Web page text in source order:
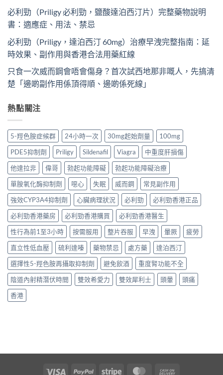
必利勁（Priligy 必利勁，鹽酸達泊西汀片）完整藥物說明
書：適應症、用法、禁忌
必利勁（Priligy，達泊西汀 60mg）治療早洩完整指南：延
時效果、副作用與香港合法用藥紅線
只食一次威而鋼會唔會傷身？首次試西地那非嘅人，先搞清
楚「邊啲副作用係頂得順、邊啲係死線」
熱點關注
5-羥色胺症候群 24小時一次 30mg起始劑量
100mg
PDE5抑制劑
Priligy Sildenafil Viagra
中重度肝損傷
他達拉非
偉哥 勃起功能障礙
勃起功能障礙治療
單胺氧化酶抑制劑
噁心 失眠 威而鋼
常見副作用
強效CYP3A4抑制劑
心臟病理狀況 必利勁
必利勁香港正品
必利勁香港藥房
必利勁香港購買
必利勁香港醫生
性行為前1至3小時
按需服用 整片吞服 早洩 暈厥
疲勞
直立性低血壓
硫利達嗪 藥物禁忌 處方藥
達泊西汀
選擇性5-羥色胺再攝取抑制劑
避免飲酒
重度腎功能不全
陰道內射精潛伏時間
雙效希愛力 雙效犀利士 頭暈
頭痛
香港
Visa PayPal Stripe MasterCard